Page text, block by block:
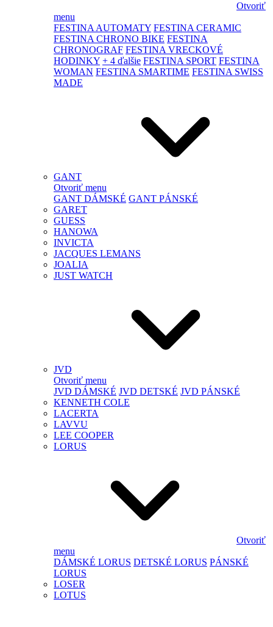
Otvoriť
menu
FESTINA AUTOMATY FESTINA CERAMIC
FESTINA CHRONO BIKE FESTINA
CHRONOGRAF FESTINA VRECKOVÉ
HODINKY + 4 ďalšie FESTINA SPORT FESTINA
WOMAN FESTINA SMARTIME FESTINA SWISS
MADE
GANT
Otvoriť menu
GANT DÁMSKÉ GANT PÁNSKÉ
GARET
GUESS
HANOWA
INVICTA
JACQUES LEMANS
JOALIA
JUST WATCH
JVD
Otvoriť menu
JVD DÁMSKÉ JVD DETSKÉ JVD PÁNSKÉ
KENNETH COLE
LACERTA
LAVVU
LEE COOPER
LORUS
Otvoriť
menu
DÁMSKÉ LORUS DETSKÉ LORUS PÁNSKÉ
LORUS
LOSER
LOTUS